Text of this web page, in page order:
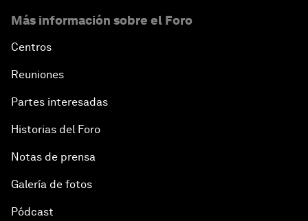
Más información sobre el Foro
Centros
Reuniones
Partes interesadas
Historias del Foro
Notas de prensa
Galería de fotos
Pódcast